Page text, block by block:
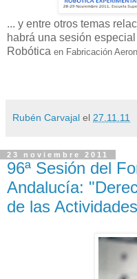
... y entre otros temas
habrá una sesión
Robótica en Fabricación
Rubén Carvajal el 27.11.11
23 noviembre 2011
96ª Sesión del
Andalucía:
de las